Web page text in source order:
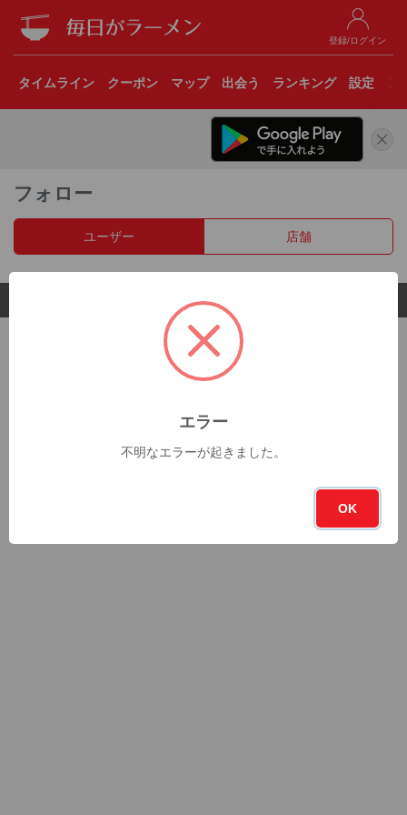
登録/ログイン
タイムライン クーポン マップ 出会う ランキング 設定
フォロー
ユーザー 店舗
© 2017 Clear Inc.
エラー
不明なエラーが起きました。
OK